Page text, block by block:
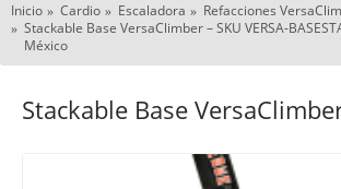
Inicio Cardio Escaladora
Refacciones
Stackable Base VersaClimber – SKU VERSA-
México